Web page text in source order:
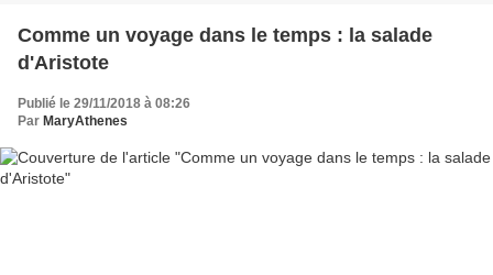
Comme un voyage dans le temps : la salade
d'Aristote
Publié le 29/11/2018 à 08:26
Par MaryAthenes